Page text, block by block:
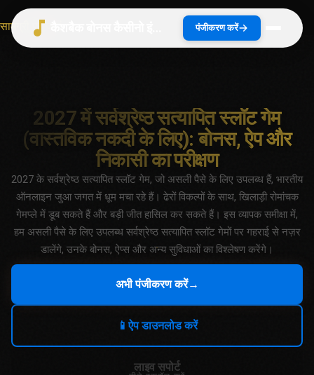
सामग्री पर जाएं पंजीकरण करें
2027 में सर्वश्रेष्ठ सत्यापित स्लॉट गेम
(वास्तविक नकदी के लिए): बोनस, ऐप और
निकासी का परीक्षण
2027 के सर्वश्रेष्ठ सत्यापित स्लॉट गेम, जो असली पैसे के लिए उपलब्ध हैं, भारतीय
ऑनलाइन जुआ जगत में धूम मचा रहे हैं। ढेरों विकल्पों के साथ, खिलाड़ी रोमांचक
गेमप्ले में डूब सकते हैं और बड़ी जीत हासिल कर सकते हैं। इस व्यापक समीक्षा में,
हम असली पैसे के लिए उपलब्ध सर्वश्रेष्ठ सत्यापित स्लॉट गेमों पर गहराई से नज़र
डालेंगे, उनके बोनस, ऐप्स और अन्य सुविधाओं का विश्लेषण करेंगे।
अभी पंजीकरण करें→
📱ऐप डाउनलोड करें
लाइव सपोर्ट
नीचे स्क्रॉल करें